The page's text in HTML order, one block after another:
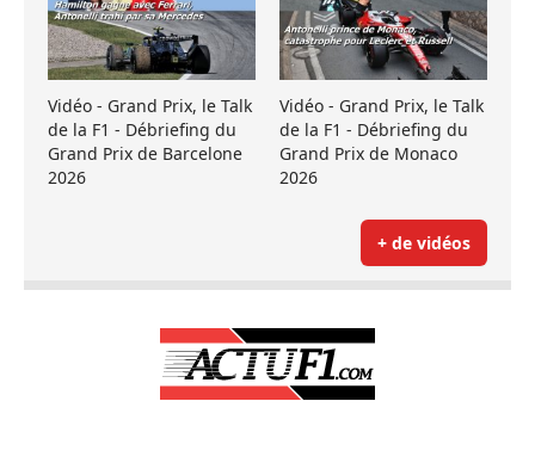
Vidéo - Grand Prix, le Talk
de la F1 - Débriefing du
Grand Prix de Barcelone
2026
Vidéo - Grand Prix, le Talk
de la F1 - Débriefing du
Grand Prix de Monaco
2026
+ de vidéos